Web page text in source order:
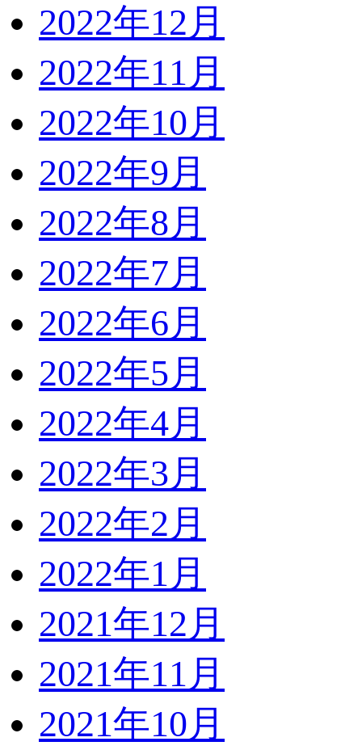
2022年12月
2022年11月
2022年10月
2022年9月
2022年8月
2022年7月
2022年6月
2022年5月
2022年4月
2022年3月
2022年2月
2022年1月
2021年12月
2021年11月
2021年10月